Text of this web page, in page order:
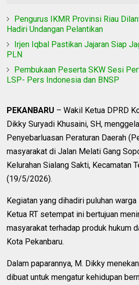
Pengurus IKMR Provinsi Riau
Hadiri Undangan Pelantikan
Irjen Iqbal Pastikan Jajaran Siap
PLN
Pembukaan Peserta SKW Sesi
LSP- Pers Indonesia dan BNSP
PEKANBARU – Wakil Ketua DPRD
Dikky Suryadi Khusaini, SH,
Penyebarluasan Peraturan Daerah
masyarakat di Jalan Melati Gang
Kelurahan Sialang Sakti, Kecamatan
(19/5/2026).
Kegiatan yang dihadiri puluhan
Ketua RT setempat ini bertujuan
masyarakat terhadap produk hukum
Kota Pekanbaru.
Dalam paparannya, M. Dikky
dibuat untuk mengatur kehidupan